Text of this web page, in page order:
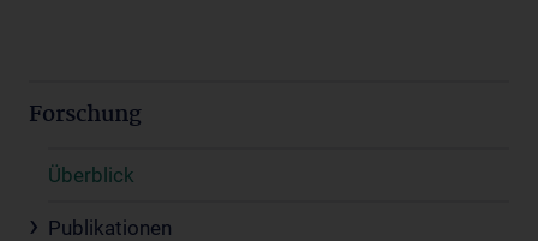
Forschung
Überblick
Publikationen